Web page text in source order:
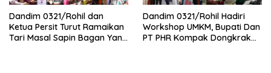
Dandim 0321/Rohil dan
Ketua Persit Turut Ramaikan
Tari Masal Sapin Bagan Yang
Dandim 0321/Rohil Hadiri
Workshop UMKM, Bupati Dan
PT PHR Kompak Dongkrak